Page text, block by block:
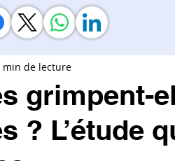
grimpent-
? L’étude
min de lecture